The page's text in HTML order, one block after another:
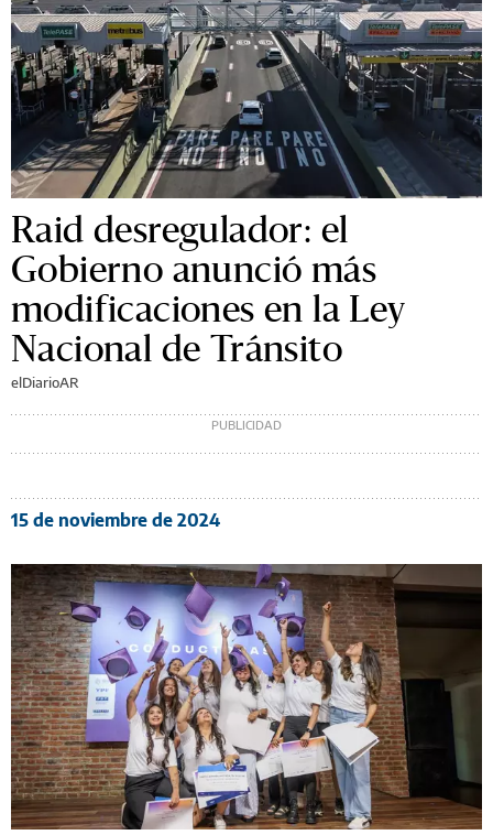
Raid desregulador: el
Gobierno anunció más
modificaciones en la Ley
Nacional de Tránsito
elDiarioAR
15 de noviembre de 2024